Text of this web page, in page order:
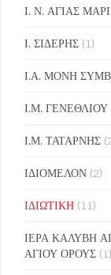
Ι. Ν. ΑΓΙΑΣ
Ι. ΣΙΔΕΡΗΣ (1)
Ι.Α. ΜΟΝΗ
Ι.Μ.
Ι.Μ. ΤΑΤΑΡΝΗΣ
ΙΔΙΟΜΕΛΟΝ (2)
ΙΔΙΩΤΙΚΗ (11)
ΙΕΡΑ ΚΑΛΥΒΗ
ΑΓΙΟΥ ΟΡΟΥΣ (1)